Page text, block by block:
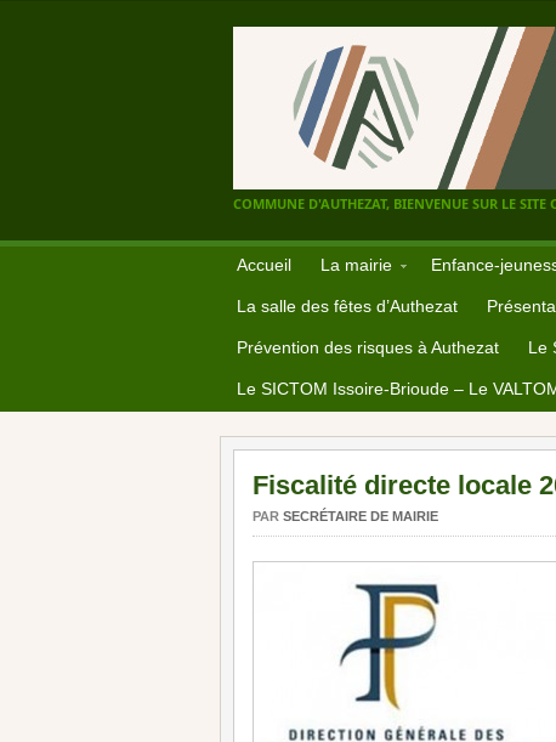
COMMUNE D'AUTHEZAT, BIENVENUE SUR LE SITE
Accueil La mairie Enfance-
La salle des fêtes d’Authezat
Prévention des risques à Authezat Le
Le SICTOM Issoire-Brioude – Le
Fiscalité directe locale
PAR SECRÉTAIRE DE MAIRIE